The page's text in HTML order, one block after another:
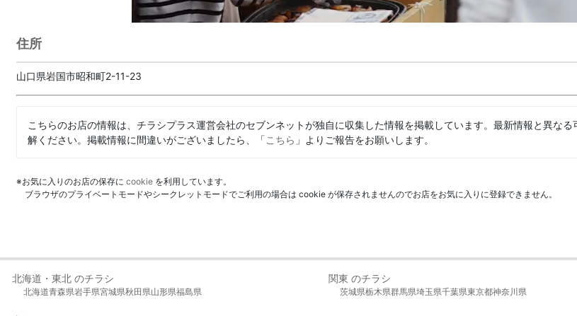
住所
山口県岩国市昭和町2-11-23
こちらのお店の情報は、チラシプラス運営会社のセブンネットが独自に収集した情報を掲載しています。最新情報と異なる
解ください。掲載情報に間違いがございましたら、「こちら 」よりご報告をお願いします。
※お気に入りのお店の保存に cookie を利用しています。
ブラウザのプライベートモードやシークレットモードでご利用の場合は cookie が保存されませんのでお店をお気に入りに登録できません。
北海道・東北 のチラシ
北海道青森県岩手県宮城県秋田県山形県福島県
関東 のチラシ
茨城県栃木県群馬県埼玉県千葉県東京都神奈川県